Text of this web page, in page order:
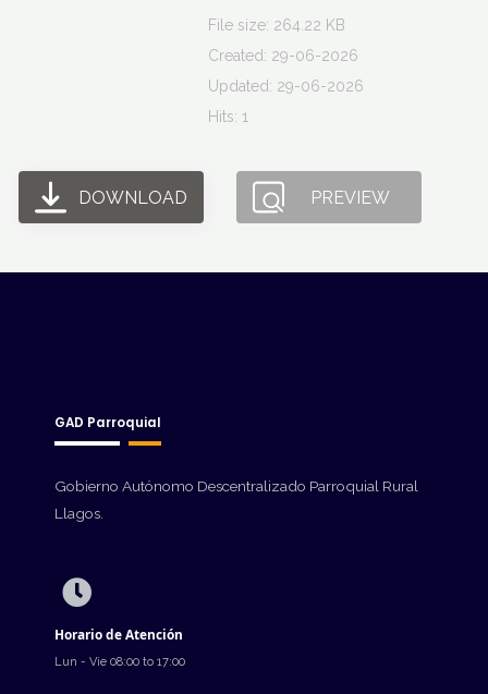
File size: 264.22 KB
Created: 29-06-2026
Updated: 29-06-2026
Hits: 1
DOWNLOAD PREVIEW
GAD Parroquial
Gobierno Autónomo Descentralizado Parroquial Rural
Llagos.
Horario de Atención
Lun - Vie 08:00 to 17:00